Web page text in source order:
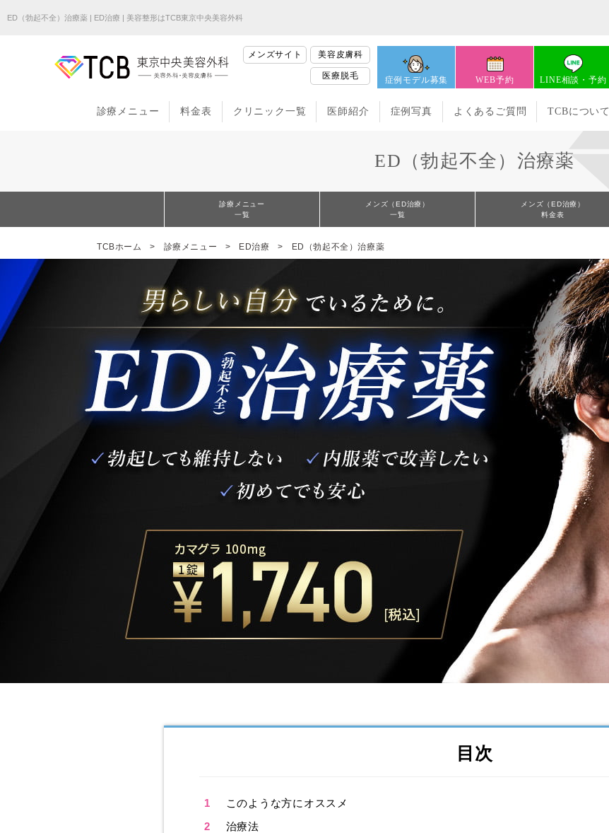
ED（勃起不全）治療薬 | ED治療 | 美容整形はTCB東京中央美容外科
メンズサイト 美容皮膚科
医療脱毛 症例モデル募集 WEB予約 LINE相談・予約
診療メニュー 料金表 クリニック一覧 医師紹介 症例写真 よくあるご質問 TCBについて
ED（勃起不全）治療薬
診療メニュー
一覧
メンズ（ED治療）
一覧
メンズ（ED治療）
料金表
TCBホーム 診療メニュー ED治療 ED（勃起不全）治療薬
目次
1
このような方にオススメ
2
治療法